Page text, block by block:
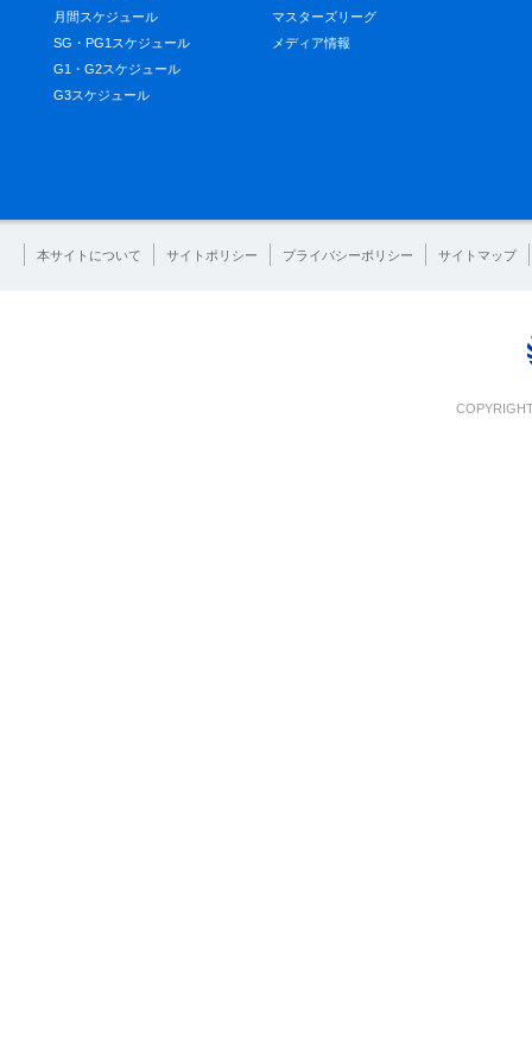
月間スケジュール
SG・PG1スケジュール
G1・G2スケジュール
G3スケジュール
マスターズリーグ
メディア情報
本サイトについて サイトポリシー プライバシーポリシー サイトマップ